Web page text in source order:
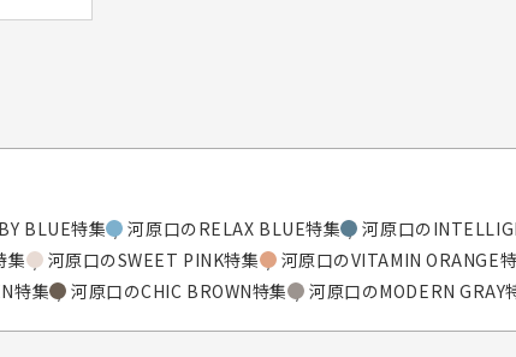
BLUE特集 河原口のRELAX BLUE特集 河原口の
集
河原口のSWEET PINK特集 河原口のVITAMIN ORANGE
特集
河原口のCHIC BROWN特集 河原口のMODERN GRAY